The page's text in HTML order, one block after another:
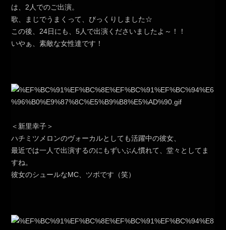
は、2人でのご出演。
歌、まじでうまくって、びっくりしました☆
この後、24日にも、5人で出演くださいましたよ～！！
いやぁ、素敵な女性達です！
＜新里幸子＞
ハチミツメロンのヴォーカルとしても活躍中の彼女、
最近では一人で出演するのにもずいぶん慣れて、堂々としてま
すね。
彼女のシュールなMC、ツボです（笑）